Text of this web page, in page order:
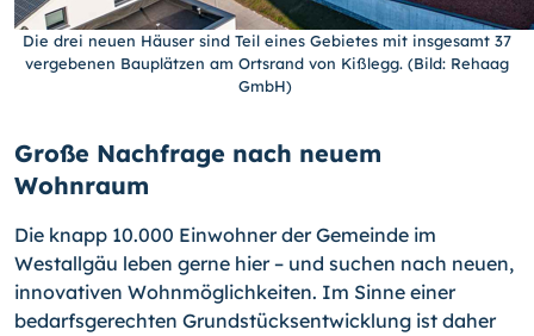
Die drei neuen Häuser sind Teil eines Gebietes mit insgesamt 37
vergebenen Bauplätzen am Ortsrand von Kißlegg. (Bild: Rehaag
GmbH)
Große Nachfrage nach neuem
Wohnraum
Die knapp 10.000 Einwohner der Gemeinde im
Westallgäu leben gerne hier – und suchen nach neuen,
innovativen Wohnmöglichkeiten. Im Sinne einer
bedarfsgerechten Grundstücksentwicklung ist daher